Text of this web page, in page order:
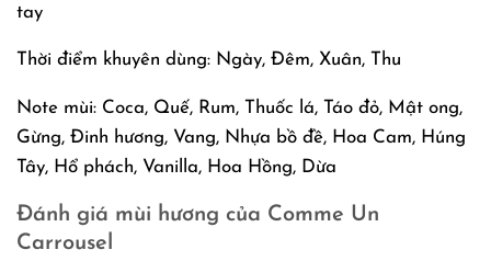
tay
Thời điểm khuyên dùng: Ngày, Đêm, Xuân, Thu
Note mùi: Coca, Quế, Rum, Thuốc lá, Táo đỏ, Mật ong,
Gừng, Đinh hương, Vang, Nhựa bồ đề, Hoa Cam, Húng
Tây, Hổ phách, Vanilla, Hoa Hồng, Dừa
Đánh giá mùi hương của Comme Un
Carrousel